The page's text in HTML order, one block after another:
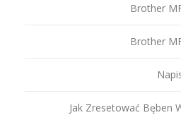
Brother
Brother
Jak Zresetować Bęben